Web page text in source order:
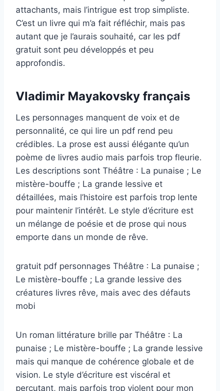
attachants, mais l’intrigue est trop simpliste.
C’est un livre qui m’a fait réfléchir, mais pas
autant que je l’aurais souhaité, car les pdf
gratuit sont peu développés et peu
approfondis.
Vladimir Mayakovsky français
Les personnages manquent de voix et de
personnalité, ce qui lire un pdf rend peu
crédibles. La prose est aussi élégante qu’un
poème de livres audio mais parfois trop fleurie.
Les descriptions sont Théâtre : La punaise ; Le
mistère-bouffe ; La grande lessive et
détaillées, mais l’histoire est parfois trop lente
pour maintenir l’intérêt. Le style d’écriture est
un mélange de poésie et de prose qui nous
emporte dans un monde de rêve.
gratuit pdf personnages Théâtre : La punaise ;
Le mistère-bouffe ; La grande lessive des
créatures livres rêve, mais avec des défauts
mobi
Un roman littérature brille par Théâtre : La
punaise ; Le mistère-bouffe ; La grande lessive
mais qui manque de cohérence globale et de
vision. Le style d’écriture est viscéral et
percutant, mais parfois trop violent pour mon